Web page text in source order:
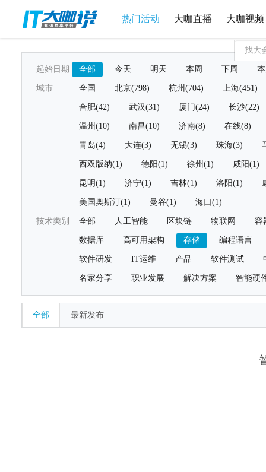
热门活动 大咖直播 大咖视频
起始日期 全部 今天 明天 本周 下周
城市 全国 北京(798) 杭州(704) 上海(451)
合肥(42) 武汉(31) 厦门(24) 长沙(22)
温州(10) 南昌(10) 济南(8) 在线(8)
青岛(4) 大连(3) 无锡(3) 珠海(3)
西双版纳(1) 德阳(1) 徐州(1) 咸阳(1)
昆明(1) 济宁(1) 吉林(1) 洛阳(1)
美国奥斯汀(1) 曼谷(1) 海口(1)
技术类别 全部 人工智能 区块链 物联网 容
数据库 高可用架构 存储 编程语言
软件研发 IT运维 产品 软件测试
名家分享 职业发展 解决方案 智能硬
全部 最新发布